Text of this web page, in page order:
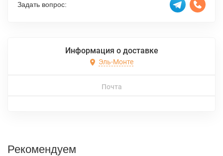
Задать вопрос:
Информация о доставке
Эль-Монте
Почта
Рекомендуем